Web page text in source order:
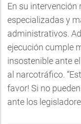
En su
especializadas y
administrativos.
ejecución cumple
insostenible ante
al narcotráfico.
favor! Si no
ante los